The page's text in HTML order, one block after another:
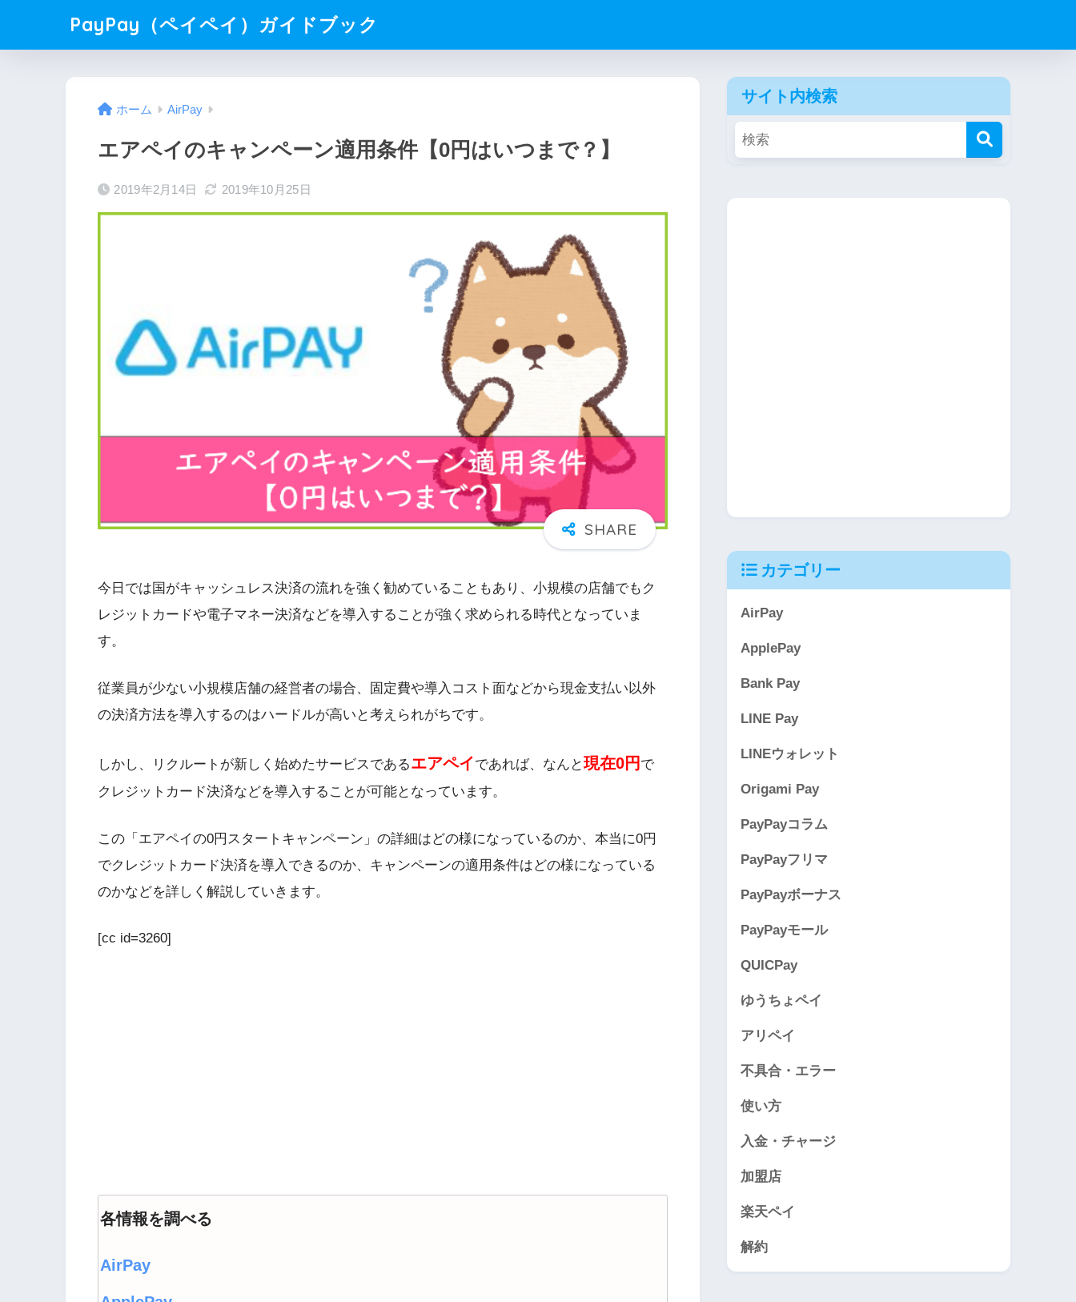
PayPay（ペイペイ）ガイドブック
ホーム AirPay
エアペイのキャンペーン適用条件【0円はいつまで？】
2019年2月14日 2019年10月25日
今日では国がキャッシュレス決済の流れを強く勧めていることもあり、小規模の店舗でもク
レジットカードや電子マネー決済などを導入することが強く求められる時代となっていま
す。
従業員が少ない小規模店舗の経営者の場合、固定費や導入コスト面などから現金支払い以外
の決済方法を導入するのはハードルが高いと考えられがちです。
しかし、リクルートが新しく始めたサービスであるエアペイであれば、なんと現在0円 で
クレジットカード決済などを導入することが可能となっています。
この「エアペイの0円スタートキャンペーン」の詳細はどの様になっているのか、本当に0円
でクレジットカード決済を導入できるのか、キャンペーンの適用条件はどの様になっている
のかなどを詳しく解説していきます。
[cc id=3260]
各情報を調べる
AirPay
サイト内検索
カテゴリー
AirPay
ApplePay
Bank Pay
LINE Pay
LINEウォレット
Origami Pay
PayPayコラム
PayPayフリマ
PayPayボーナス
PayPayモール
QUICPay
ゆうちょペイ
アリペイ
不具合・エラー
使い方
入金・チャージ
加盟店
楽天ペイ
解約